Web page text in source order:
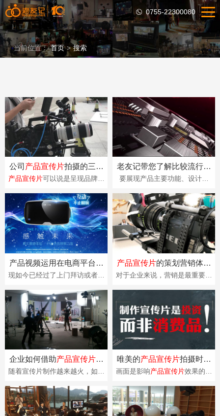
0755-22300080
当前位置： 首页 > 搜索
公司 产品宣传片拍摄的三个
重要角度
产品宣传片可以说是呈现品牌与
片的拍摄，通常情况下，人们在
拍摄
产品宣传片的···
老友记带您了解比较流行的
真人演绎类型的产品宣传片
要展现产品主要功能、设计理
光靠PPT讲解和销售人员的讲述
和推荐是远远不够的···
产品视频运用在电商平台上
有哪些好处?
现如今已经过了上门拜访或者是
业在销售产品都是通过电商平
台，比如淘宝、京东···
产品宣传片的策划营销体现
出企业优势
对于企业来说，营销是最重要的
先需要让客户了解你的产品。在
信息高速发展的今···
企业如何借助产品宣传片进
行销售？
随着宣传片制作越来越火，如今
制的模式加以应用，其实质上就
相当于加长版的广···
唯美的产品宣传片拍摄时需
要的条件
画面是影响产品宣传片效果的主
加容易博得观众的眼球，自然也
就更加具有宣传效···